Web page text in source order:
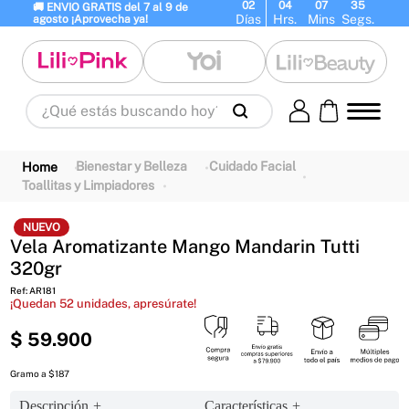
🚚 ENVIO GRATIS del 7 al 9 de
agosto ¡Aprovecha ya!
02
Días
04
Hrs.
07
Mins
35
Segs.
¿Qué estás buscando hoy?
Bienestar y Belleza
Cuidado Facial
Toallitas y Limpiadores
NUEVO
Vela Aromatizante Mango Mandarin Tutti
320gr
Ref:AR181
¡Quedan52 unidades, apresúrate!
$ 59.900
Gramo a $187
Descripción Características
panty 2 3. vestidos baño
4. termo 5.
7. perfumes
10